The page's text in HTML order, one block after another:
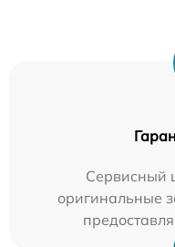
Сервисный
оригинальные